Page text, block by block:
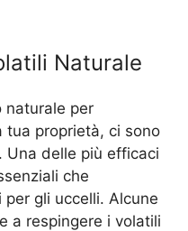
Naturale
naturale per
tua proprietà, ci sono
Una delle più efficaci
che
gli uccelli. Alcune
a respingere i volatili